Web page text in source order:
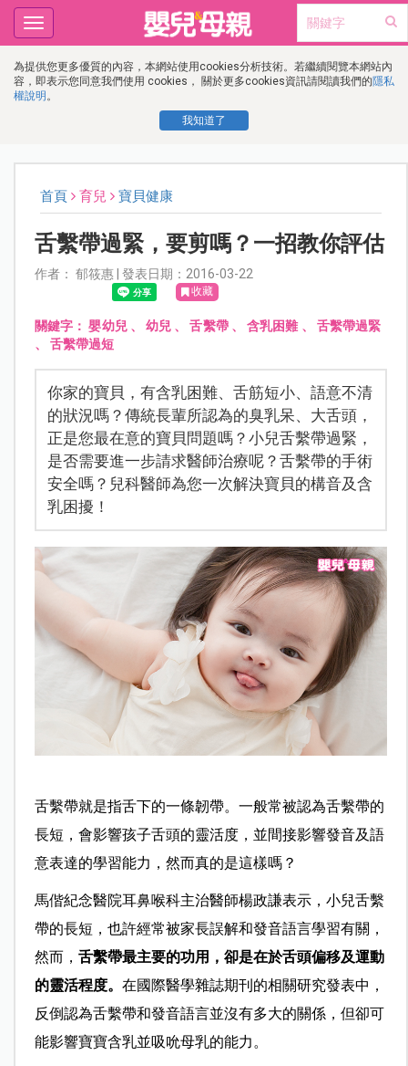
為提供您更多優質的內容，本網站使用cookies分析技術。若繼續閱覽本網站內
容，即表示您同意我們使用 cookies， 關於更多cookies資訊請閱讀我們的隱私
權說明 。
我知道了
Toggle
navigation
首頁 育兒 寶貝健康
舌繫帶過緊，要剪嗎？一招教你評估
作者： 郁筱惠 | 發表日期：2016-03-22
收藏
關鍵字：嬰幼兒、幼兒 、舌繫帶、含乳困難、 舌繫帶過緊
、 舌繫帶過短
你家的寶貝，有含乳困難、舌筋短小、語意不清
的狀況嗎？傳統長輩所認為的臭乳呆、大舌頭，
正是您最在意的寶貝問題嗎？小兒舌繫帶過緊，
是否需要進一步請求醫師治療呢？舌繫帶的手術
安全嗎？兒科醫師為您一次解決寶貝的構音及含
乳困擾！
舌繫帶就是指舌下的一條韌帶。一般常被認為舌繫帶的
長短，會影響孩子舌頭的靈活度，並間接影響發音及語
意表達的學習能力，然而真的是這樣嗎？
馬偕紀念醫院耳鼻喉科主治醫師楊政謙表示，小兒舌繫
帶的長短，也許經常被家長誤解和發音語言學習有關，
然而， 舌繫帶最主要的功用，卻是在於舌頭偏移及運動
的靈活程度。 在國際醫學雜誌期刊的相關研究發表中，
反倒認為舌繫帶和發音語言並沒有多大的關係，但卻可
能影響寶寶含乳並吸吮母乳的能力。